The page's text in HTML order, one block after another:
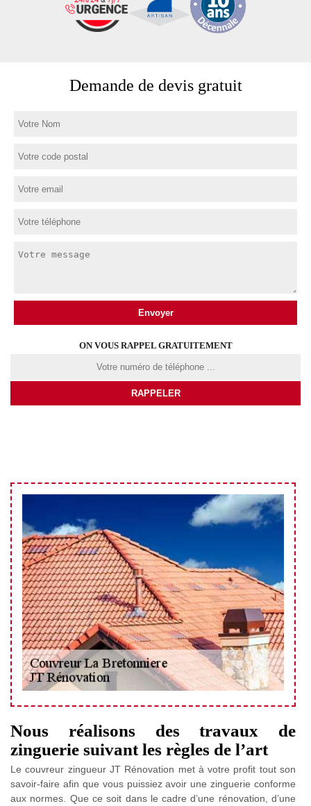
Demande de devis gratuit
ON VOUS RAPPEL GRATUITEMENT
Nous réalisons des travaux de
zinguerie suivant les règles de l’art
Le couvreur zingueur JT Rénovation met à votre profit tout son
savoir-faire afin que vous puissiez avoir une zinguerie conforme
aux normes. Que ce soit dans le cadre d’une rénovation, d’une